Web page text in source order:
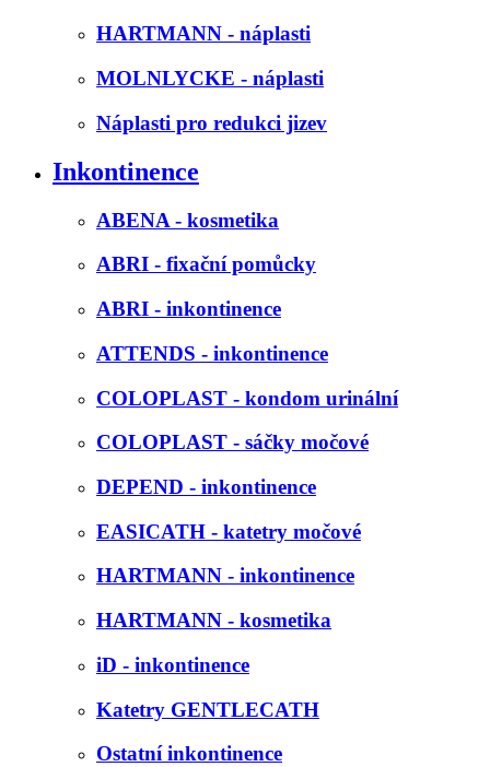
HARTMANN - náplasti
MOLNLYCKE - náplasti
Náplasti pro redukci jizev
Inkontinence
ABENA - kosmetika
ABRI - fixační pomůcky
ABRI - inkontinence
ATTENDS - inkontinence
COLOPLAST - kondom urinální
COLOPLAST - sáčky močové
DEPEND - inkontinence
EASICATH - katetry močové
HARTMANN - inkontinence
HARTMANN - kosmetika
iD - inkontinence
Katetry GENTLECATH
Ostatní inkontinence